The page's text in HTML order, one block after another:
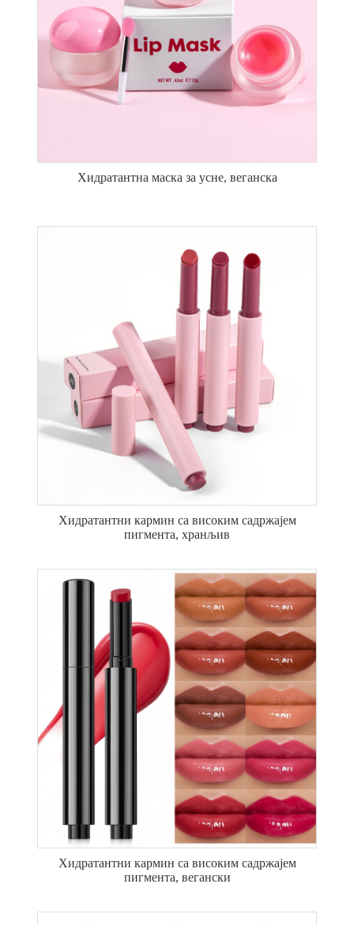
Хидратантна маска за усне, веганска
Хидратантни кармин са високим садржајем
пигмента, хранљив
Хидратантни кармин са високим садржајем
пигмента, вегански